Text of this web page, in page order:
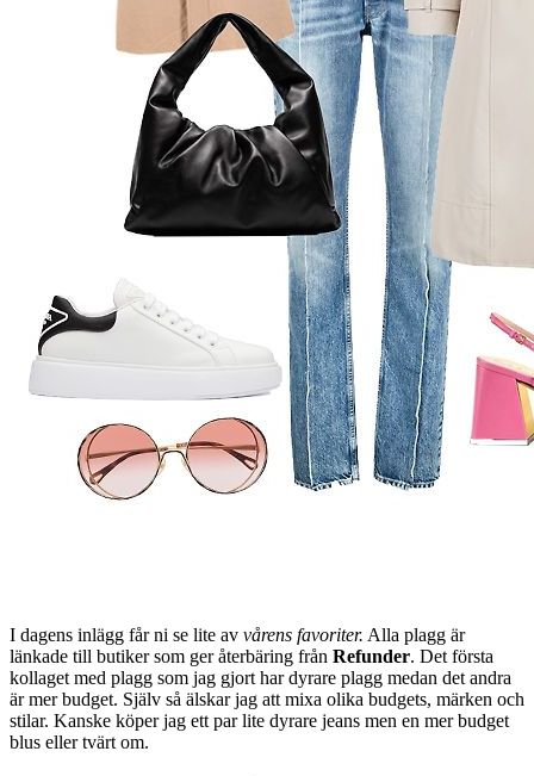
I dagens inlägg får ni se lite av vårens favoriter. Alla plagg är
länkade till butiker som ger återbäring från Refunder. Det första
kollaget med plagg som jag gjort har dyrare plagg medan det andra
är mer budget. Själv så älskar jag att mixa olika budgets, märken och
stilar. Kanske köper jag ett par lite dyrare jeans men en mer budget
blus eller tvärt om.